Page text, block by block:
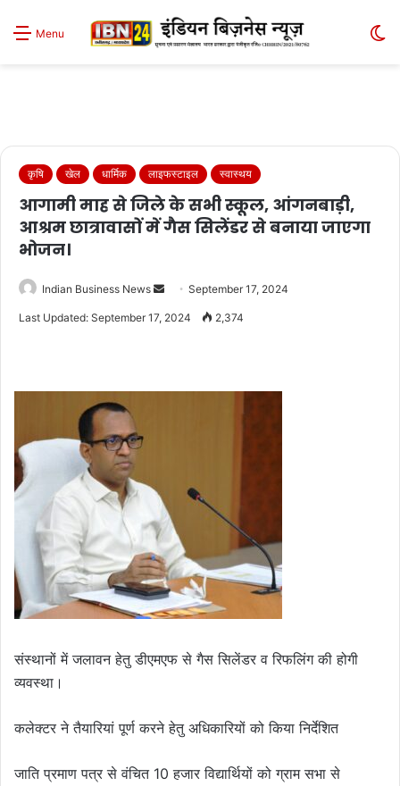
Menu
कृषि खेल धार्मिक लाइफस्टाइल स्वास्थय
आगामी माह से जिले के सभी स्कूल, आंगनबाड़ी,
आश्रम छात्रावासों में गैस सिलेंडर से बनाया जाएगा
भोजन।
Indian Business News
Send September 17, 2024
Last Updated: September 17, 2024 2,374
संस्थानों में जलावन हेतु डीएमएफ से गैस सिलेंडर व रिफलिंग की होगी
व्यवस्था।
कलेक्टर ने तैयारियां पूर्ण करने हेतु अधिकारियों को किया निर्देशित
जाति प्रमाण पत्र से वंचित 10 हजार विद्यार्थियों को ग्राम सभा से